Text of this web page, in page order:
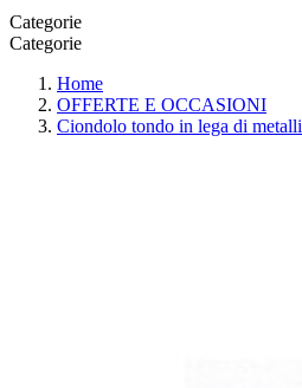
Categorie
Categorie
Home
OFFERTE E OCCASIONI
Ciondolo tondo in lega di metalli